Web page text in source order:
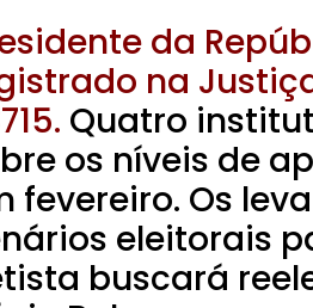
da
na
Quatro
os níveis de
fevereiro. Os
eleitorais
buscará